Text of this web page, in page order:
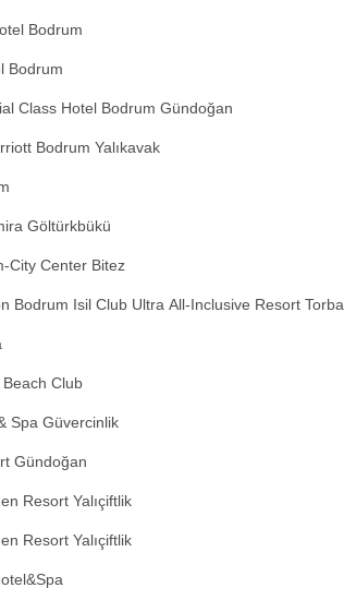
Bodrum
Bodrum
Class Hotel Bodrum Gündoğan
Bodrum Yalıkavak
Göltürkbükü
City Center Bitez
Bodrum Isil Club Ultra All-Inclusive Resort Torba
Club
Spa Güvercinlik
Gündoğan
Resort Yalıçiftlik
Resort Yalıçiftlik